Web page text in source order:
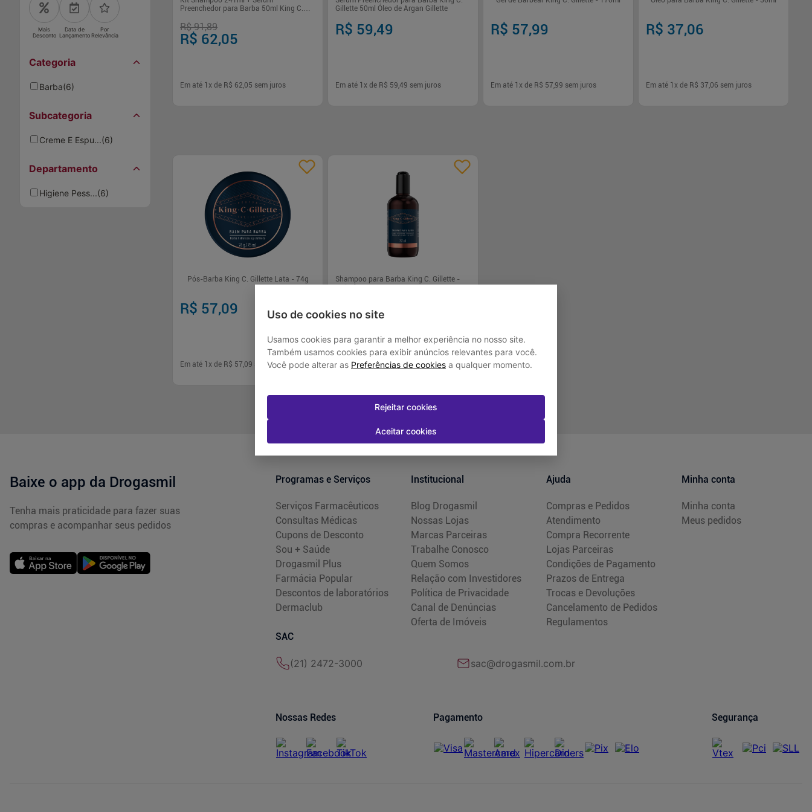
Uso de cookies no site
Usamos cookies para garantir a melhor experiência no nosso site.
Também usamos cookies para exibir anúncios relevantes para você.
Você pode alterar as Preferências de cookies a qualquer momento.
Rejeitar cookies
Aceitar cookies
Mais
Desconto
Data de
Lançamento
Por
Relevância
Categoria
Barba(6)
Subcategoria
Creme E Espu...(6)
Departamento
Higiene Pess...(6)
Preenchedor para Barba 50ml King C.
R$ 91,89
R$ 62,05
Em até 1x de R$ 62,05 sem juros
Gillette 50ml Óleo de Argan Gillette
R$ 59,49
Em até 1x de R$ 59,49 sem juros
R$ 57,99
Em até 1x de R$ 57,99 sem juros
R$ 37,06
Em até 1x de R$ 37,06 sem juros
Pós-Barba King C. Gillette Lata - 74g
R$ 57,09
Em até 1x de R$ 57,09 sem juros
Shampoo para Barba King C. Gillette -
R$ 40,00
Em até1x de R$ 40,00sem juros
- +
Baixe o app da Drogasmil
Tenha mais praticidade para fazer suas
compras e acompanhar seus pedidos
Programas e Serviços
Serviços Farmacêuticos
Consultas Médicas
Cupons de Desconto
Sou + Saúde
Drogasmil Plus
Farmácia Popular
Descontos de laboratórios
Dermaclub
Institucional
Blog Drogasmil
Nossas Lojas
Marcas Parceiras
Trabalhe Conosco
Quem Somos
Relação com Investidores
Política de Privacidade
Canal de Denúncias
Oferta de Imóveis
Ajuda
Compras e Pedidos
Atendimento
Compra Recorrente
Lojas Parceiras
Condições de Pagamento
Prazos de Entrega
Trocas e Devoluções
Cancelamento de Pedidos
Regulamentos
Minha conta
Minha conta
Meus pedidos
SAC
(21) 2472-3000 sac@drogasmil.com.br
Nossas Redes Pagamento Segurança